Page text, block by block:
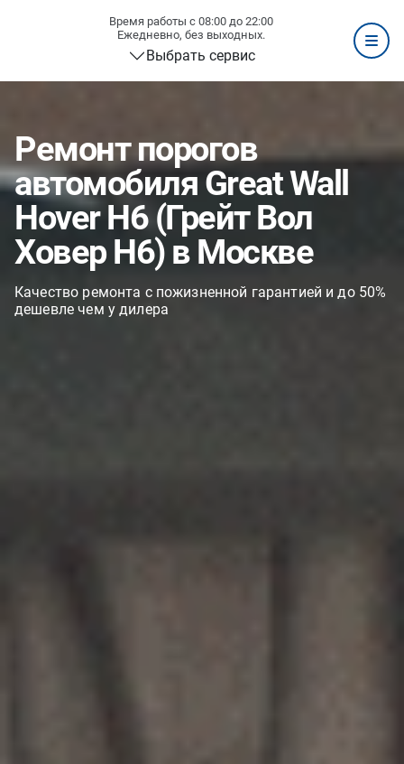
Время работы с 08:00 до 22:00
Ежедневно, без выходных.
Выбрать сервис
Ремонт порогов
автомобиля Great Wall
Hover H6 (Грейт Вол
Ховер H6) в Москве
Качество ремонта с пожизненной гарантией и до 50%
дешевле чем у дилера